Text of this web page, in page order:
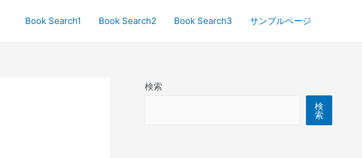
Book Search1 Book Search2 Book Search3 サンプルページ
検索
検
索